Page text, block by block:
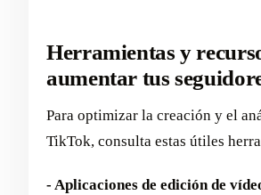
Herramientas y
aumentar tus
Para optimizar la creación y el
TikTok, consulta estas útiles
- Aplicaciones de edición de